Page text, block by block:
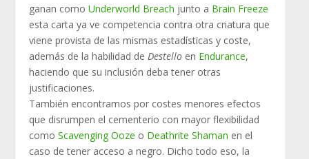
ganan comoUnderworld Breach junto a Brain Freeze
esta carta ya ve competencia contra otra criatura que
viene provista de las mismas estadísticas y coste,
además de la habilidad de Destello en Endurance,
haciendo que su inclusión deba tener otras
justificaciones.
También encontramos por costes menores efectos
que disrumpen el cementerio con mayor flexibilidad
comoScavenging Ooze o Deathrite Shaman en el
caso de tener acceso a negro. Dicho todo eso, la